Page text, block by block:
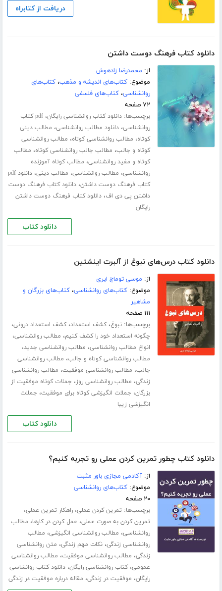
دریافت از کتابراه
دانلود کتاب فرهنگ دوست داشتن
از: محمدرضا زادهوش
موضوع:کتاب‌های اندیشه و مذهب،کتاب‌های
روانشناسی،کتاب‌های فلسفی
۷۲ صفحه
برچسب‌ها:دانلود کتاب روانشناسی رایگان،
pdf کتاب
روانشناسی،دانلود مطالب روانشناسی، مطالب دینی
کوتاه، مطالب روانشناسی کوتاه، مطالب روانشناسی
کوتاه و جالب، مطالب جالب روانشناسی کوتاه، مطالب
کوتاه و مفید روانشناسی، مطالب کوتاه آموزنده
روانشناسی، مطالب روانشناسی، مطالب دینی،
دانلود pdf
کتاب فرهنگ دوست داشتن،دانلود کتاب فرهنگ دوست
داشتن پی دی اف،دانلود کتاب فرهنگ دوست داشتن
رایگان
دانلود کتاب
دانلود کتاب درس‌های نبوغ از آلبرت اینشتین
از: موسی توماج ایری
موضوع:کتاب‌های روانشناسی،کتاب‌های بزرگان و
مشاهیر
۱۱۱ صفحه
برچسب‌ها:نبوغ،کشف استعداد،کشف استعداد درونی،
چگونه استعداد خود را کشف کنیم، مطالب روانشناسی،
انواع مطالب روانشناسی، مطالب روانشناسی جدید،
مطالب روانشناسی کوتاه و جالب، مطالب روانشناسی
جالب، مطالب روانشناسی موفقیت، مطالب روانشناسی
زندگی، مطالب روانشناسی روز، جملات کوتاه موفقیت از
بزرگان، جملات انگیزشی کوتاه برای موفقیت، جملات
انگیزشی زیبا
دانلود کتاب
دانلود کتاب چطور تمرین کردن عملی رو تجربه کنیم؟
از:آکادمی مجازی باور مثبت
موضوع:کتاب‌های روانشناسی
۲۰ صفحه
برچسب‌ها: تمرین کردن عملی،راهکار تمرین عملی،
تمرین کردن به صورت عملی، عمل کردن در کارها، مطالب
روانشناسی، مطالب روانشناسی انگیزشی، مطالب
روانشناسی زندگی،نکات مهم زندگی، متن روانشناسی
زندگی، مطالب روانشناسی موفقیت، مطالب روانشناسی
عمومی،کتاب روانشناسی رایگان،دانلود کتاب روانشاسی
رایگان، موفقیت در زندگی، مقاله درباره موفقیت در زندگی